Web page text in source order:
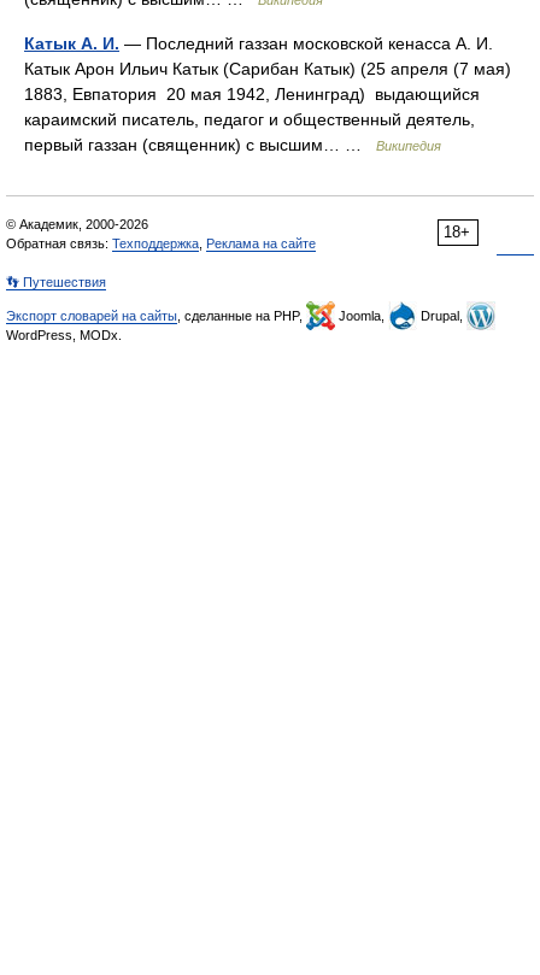
Катык А. И. — Последний газзан московской кенасса А. И.
Катык Арон Ильич Катык (Сарибан Катык) (25 апреля (7 мая)
1883, Евпатория 20 мая 1942, Ленинград) выдающийся
караимский писатель, педагог и общественный деятель,
первый газзан (священник) с высшим… …
Википедия
18+
© Академик, 2000-2026
Обратная связь: Техподдержка Реклама на сайте
👣 Путешествия
Экспорт словарей на сайты , сделанные на PHP, Joomla,
Drupal,
WordPress, MODx.